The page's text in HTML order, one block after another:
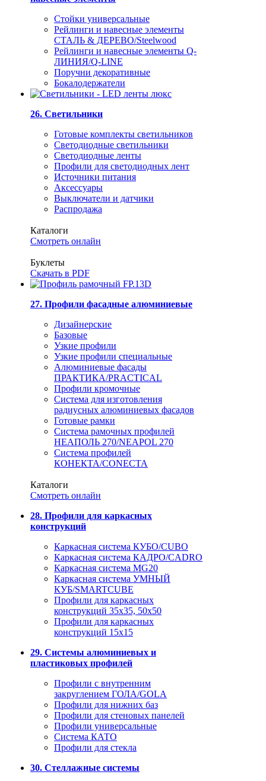
Стойки универсальные
Рейлинги и навесные элементы
СТАЛЬ & ДЕРЕВО/Steelwood
Рейлинги и навесные элементы Q-
ЛИНИЯ/Q-LINE
Поручни декоративные
Бокалодержатели
26. Светильники
Готовые комплекты светильников
Светодиодные светильники
Светодиодные ленты
Профили для светодиодных лент
Источники питания
Аксессуары
Выключатели и датчики
Распродажа
Каталоги
Смотреть онлайн
Буклеты
Скачать в PDF
27. Профили фасадные алюминиевые
Дизайнерские
Базовые
Узкие профили
Узкие профили специальные
Алюминиевые фасады
ПРАКТИКА/PRACTICAL
Профили кромочные
Система для изготовления
радиусных алюминиевых фасадов
Готовые рамки
Система рамочных профилей
НЕАПОЛЬ 270/NEAPOL 270
Система профилей
КОНЕКТА/CONECTA
Каталоги
Смотреть онлайн
28. Профили для каркасных
конструкций
Каркасная система КУБО/CUBO
Каркасная система КАДРО/CADRO
Каркасная система MG20
Каркасная система УМНЫЙ
КУБ/SMARTCUBE
Профили для каркасных
конструкций 35x35, 50x50
Профили для каркасных
конструкций 15х15
29. Системы алюминиевых и
пластиковых профилей
Профили с внутренним
закруглением ГОЛА/GOLA
Профили для нижних баз
Профили для стеновых панелей
Профили универсальные
Система КАТО
Профили для стекла
30. Стеллажные системы